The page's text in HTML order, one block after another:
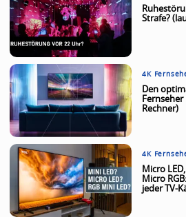
Strafe?
4K
Den
Rechner)
4K
Micro
Micro
jeder TV-